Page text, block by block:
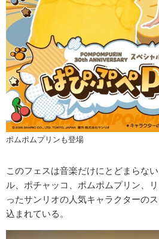
ポムポムプリンも登場
このフェスは音楽だけにとどまらな
ル、ポチャッコ、ポムポムプリン、
ったサンリオの人気キャラクターの
込まれている。